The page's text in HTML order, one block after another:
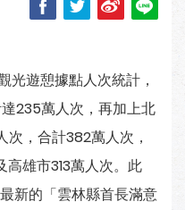
遊憩據點人次統計，
235萬人次，再加上北
次，合計382萬人次，
雄市313萬人次。此
新的「雲林縣首長滿意